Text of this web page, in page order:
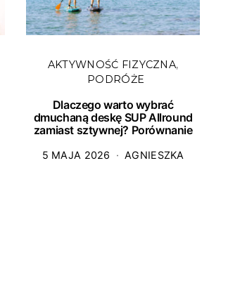
AKTYWNOŚĆ FIZYCZNA
PODRÓŻE
Dlaczego warto wybrać
dmuchaną deskę SUP Allround
zamiast sztywnej? Porównanie
5 MAJA 2026 AGNIESZKA